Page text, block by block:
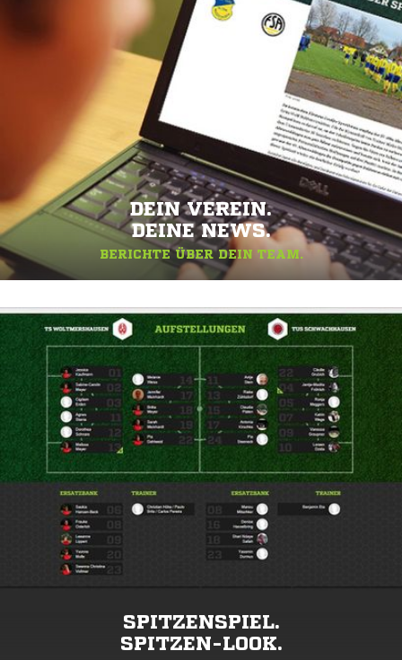
DEIN VEREIN.
DEINE NEWS.
BERICHTE ÜBER DEIN TEAM.
SPITZENSPIEL.
SPITZEN-LOOK.